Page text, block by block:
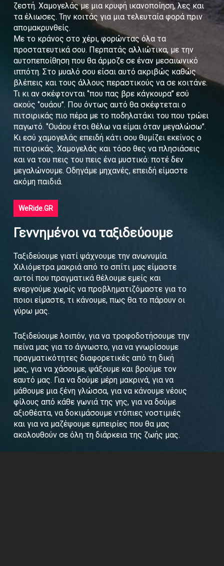
ζεστή. Χαμογελάς με μια κρυφή ικανοποίηση, λες και
τα έλιωσες. Την κοιτάς για μια τελευταία φορά πριν
απομακρυνθείς.
Με το κράνος στο χέρι, φορώντας όλα τα
προστατευτικά σου. Περπατάς αλλιώτικα, με την
αυτοπεποίθηση που θα άρμοζε σε έναν μεσαιωνικό
ιππότη. Στο μυαλό σου είσαι αυτό ακριβώς καθώς
βλέπεις και τους άλλους περαστικούς να σε κοιτάνε.
Τι κι αν σκέφτονται ‘’που πας βρε κάγκουρα’’ εσύ
ακούς ‘’ουάου’’. Που όντως αυτό θα σκέφτεται ο
πιτσιρικάς πιο πέρα με το ποδηλατάκι του που τρώει
παγωτό. ‘’Ουάου έτσι θέλω να είμαι όταν μεγαλώσω’’.
Κι εσύ χαμογελάς επειδή κάτι σου θυμίζει εκείνος ο
πιτσιρικάς. Χαμογελάς και τόσο θες να πλησιάσεις
και να του πεις του πεις ένα μυστικό: ποτέ δεν
μεγαλώνουμε. Οδηγάμε μηχανές, επειδή είμαστε
ακόμη παιδιά.
WeRide.GR
Γεννημένοι να ταξιδεύουμε
Ταξιδεύουμε γιατί ψάχνουμε την ανωνυμία.
Χιλιόμετρα μακριά από το σπίτι μας είμαστε
αυτοί που πραγματικά θέλουμε εμείς και
ενεργούμε χωρίς να προβληματιζόμαστε για το
ποιοι είμαστε, τι κάνουμε, πως θα το πάρουν οι
γύρω μας.
Ταξιδεύουμε λοιπόν, για να τροφοδοτήσουμε την
πείνα μας για το άγνωστο, για να γνωρίσουμε
πραγματικότητες διαφορετικές από τη δική
μας, για να χάσουμε, ψάξουμε και βρούμε τον
εαυτό μας. Για να δούμε μέρη μακρινά, για να
μάθουμε μια ξένη γλώσσα, για να κάνουμε νέους
φίλους από κάθε γωνιά της γης, για να δούμε
αξιοθέατα, να δοκιμάσουμε ντόπιες νοστιμιές
και για να μαζέψουμε εμπειρίες που θα μας
ακολουθούν σε όλη τη διάρκεια της ζωής μας.